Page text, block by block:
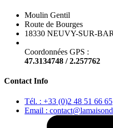
Moulin Gentil
Route de Bourges
18330 NEUVY-SUR-
Coordonnées GPS :
47.3134748 / 2.257762
Contact Info
Tél. : +33 (0)2 48 51 66 65
Email :